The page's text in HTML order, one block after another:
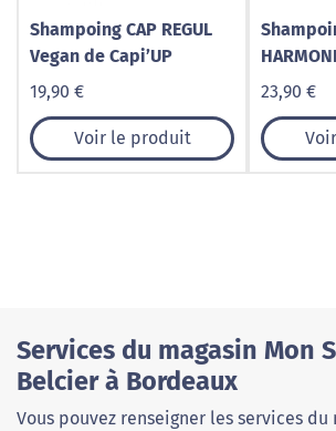
Shampoing CAP REGUL
Vegan de Capi’UP
19,90 €
Voir le produit
23,90 €
Services du magasin Mon
Belcier à Bordeaux
Vous pouvez renseigner les services du